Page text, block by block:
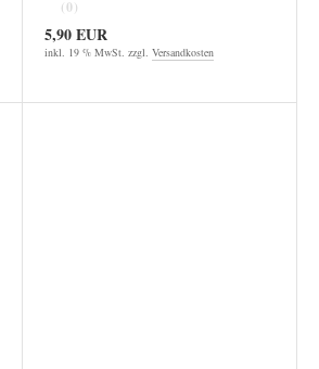
(0)
5,90 EUR
inkl. 19 % MwSt. zzgl. Versandkosten